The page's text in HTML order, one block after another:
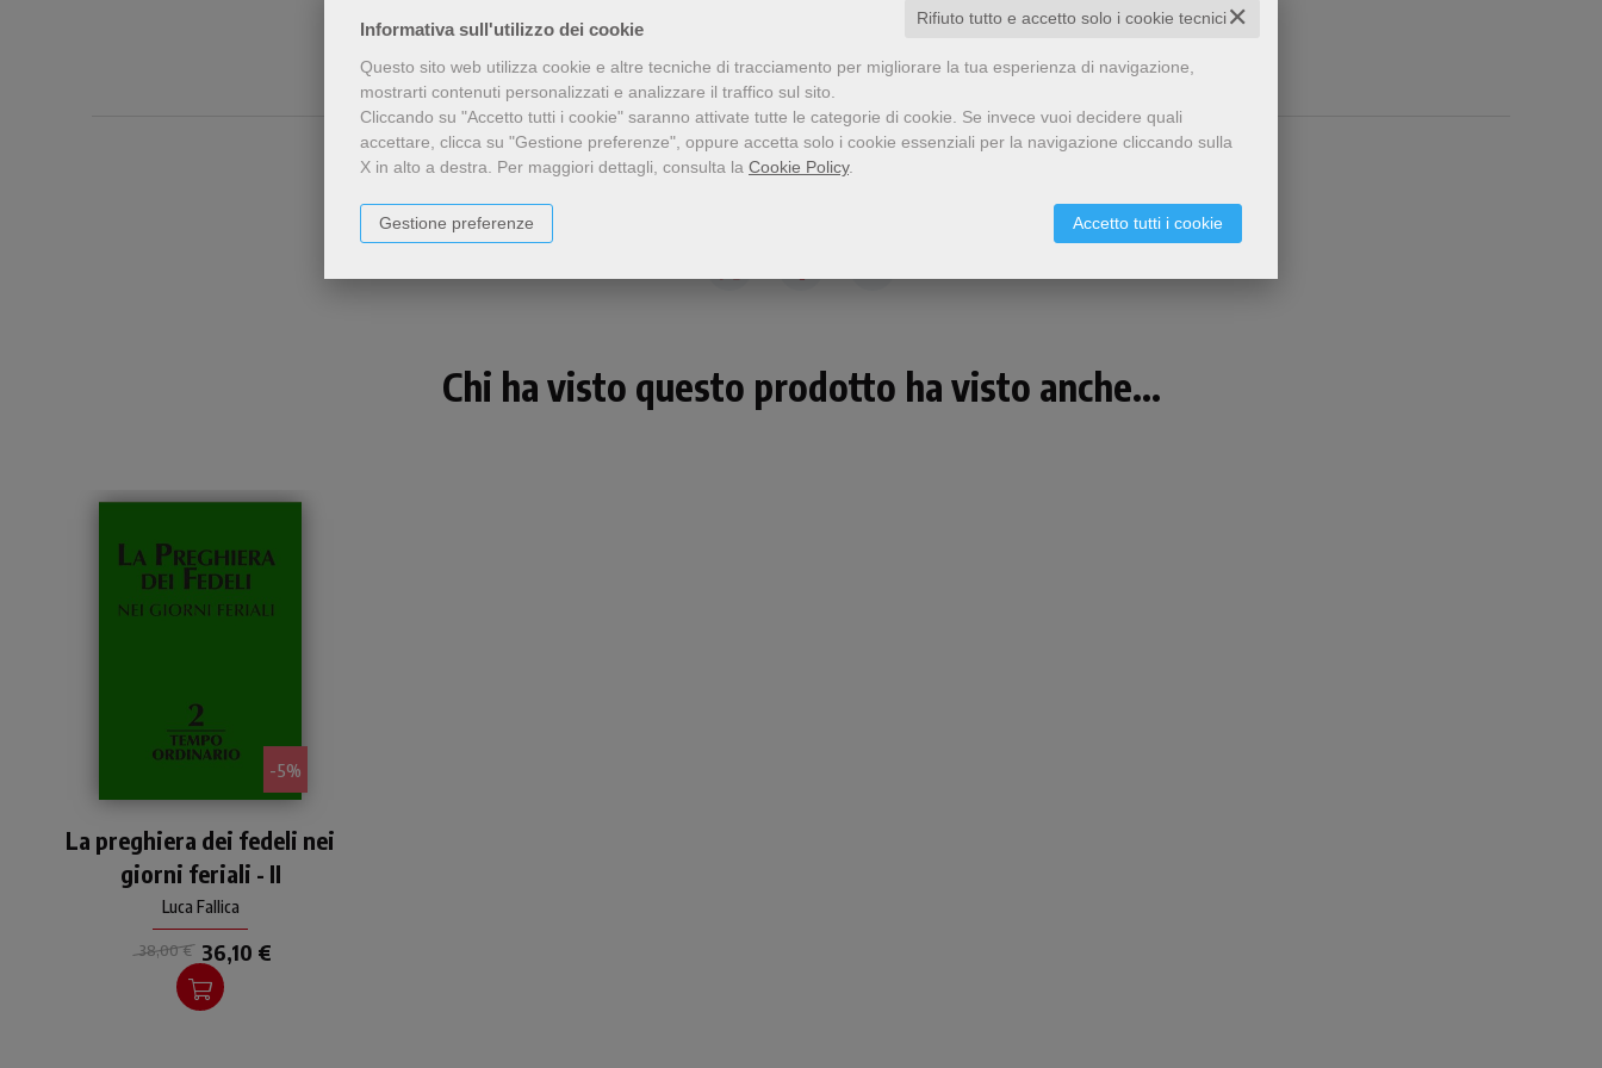
Informativa sull'utilizzo dei cookie ✕
Rifiuto tutto e accetto solo i cookie tecnici
Questo sito web utilizza cookie e altre tecniche di tracciamento per migliorare la tua esperienza di navigazione,
mostrarti contenuti personalizzati e analizzare il traffico sul sito.
Cliccando su "Accetto tutti i cookie" saranno attivate tutte le categorie di cookie. Se invece vuoi decidere quali
accettare, clicca su "Gestione preferenze", oppure accetta solo i cookie essenziali per la navigazione cliccando sulla
X in alto a destra. Per maggiori dettagli, consulta la Cookie Policy.
Accetto tutti i cookie
Gestione preferenze
Chi ha visto questo prodotto ha visto anche...
- 5%
pastorale, aggiornato e
rivisto da una comunità
monastica, per incoraggiare
e suggerire la preghiera dei
fedeli.
Luca Fallica
La preghiera dei fedeli nei
giorni feriali - II
38,00 € 36,10 €